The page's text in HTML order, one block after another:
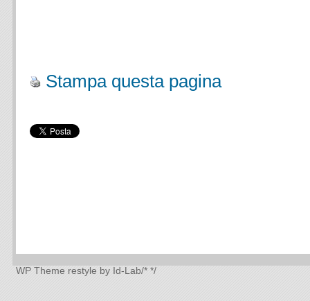
Stampa questa pagina
WP Theme restyle by Id-Lab/* */